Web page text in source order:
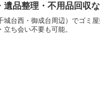
品整理・不用品回収
台西・御成台周辺）でゴミ
ち会い不要も可能。